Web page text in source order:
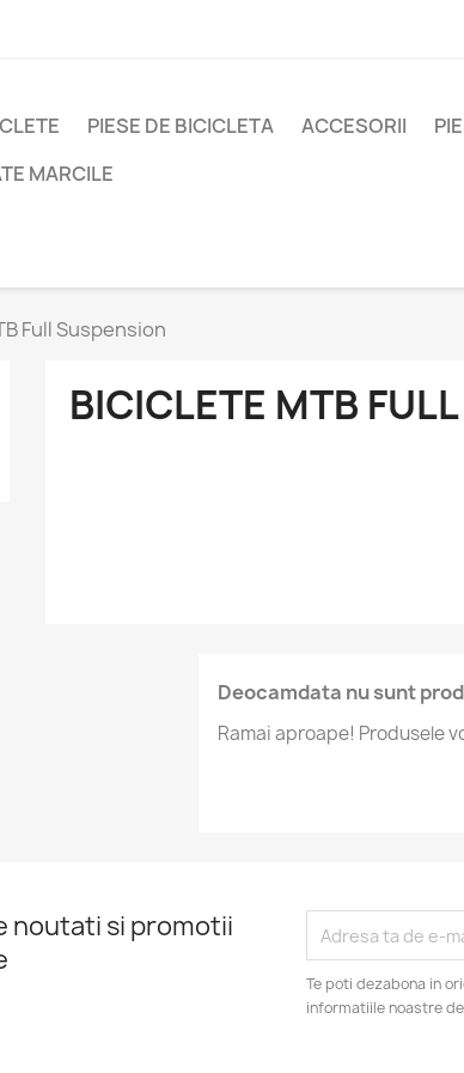
PIESE DE BICICLETA ACCESORII
MARCILE
Full Suspension
BICICLETE MTB
Deocamdata nu sunt
Ramai aproape! Produsele
noutati si promotii
Te poti dezabona in
informatiile noastre